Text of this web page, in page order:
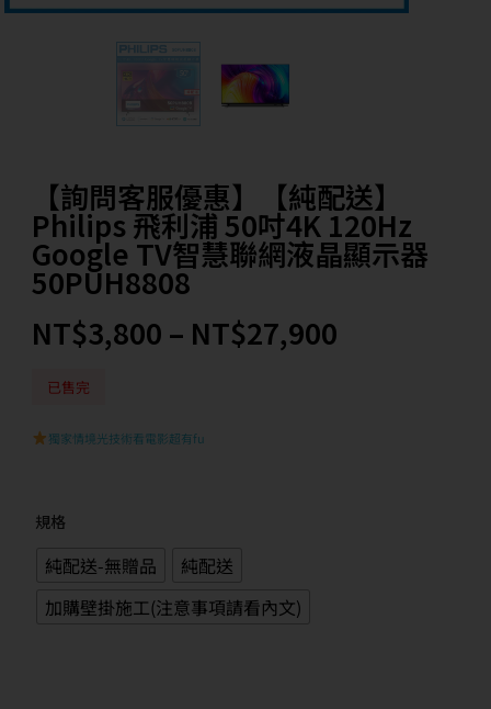
【詢問客服優惠】【純配送】
Philips 飛利浦 50吋4K 120Hz
Google TV智慧聯網液晶顯示器
50PUH8808
NT$3,800 – NT$27,900
已售完
獨家情境光技術看電影超有fu
規格
純配送-無贈品
純配送
加購壁掛施工(注意事項請看內文)